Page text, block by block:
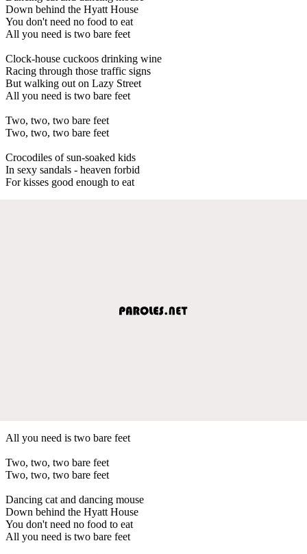
Down behind the Hyatt House
You don't need no food to eat
All you need is two bare feet
Clock-house cuckoos drinking wine
Racing through those traffic signs
But walking out on Lazy Street
All you need is two bare feet
Two, two, two bare feet
Two, two, two bare feet
Crocodiles of sun-soaked kids
In sexy sandals - heaven forbid
For kisses good enough to eat
All you need is two bare feet
Two, two, two bare feet
Two, two, two bare feet
Dancing cat and dancing mouse
Down behind the Hyatt House
You don't need no food to eat
All you need is two bare feet